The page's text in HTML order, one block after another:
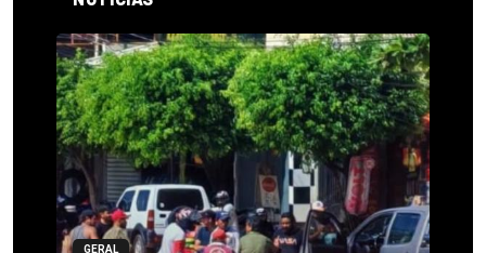
GERAL